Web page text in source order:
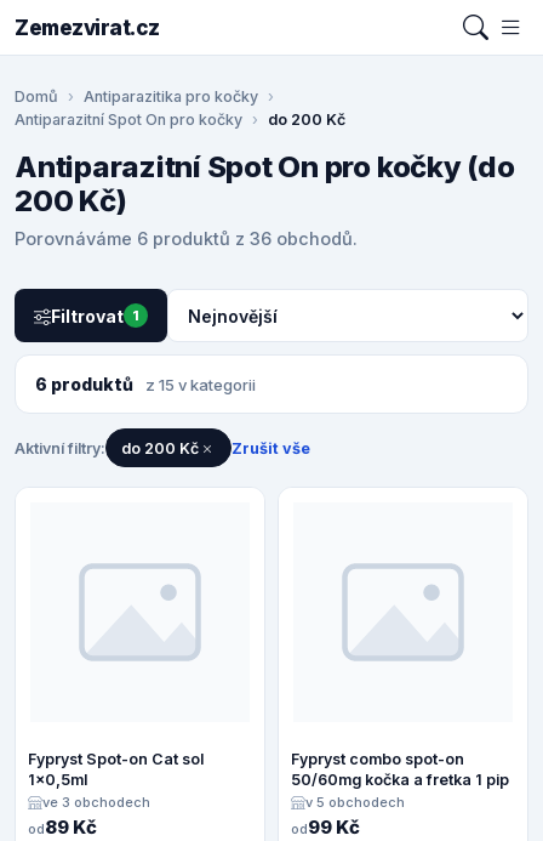
Zemezvirat.cz
Domů
Antiparazitika pro kočky
Antiparazitní Spot On pro kočky
do 200 Kč
Antiparazitní Spot On pro kočky (do
200 Kč)
Porovnáváme 6 produktů z 36 obchodů.
Filtrovat 1
6 produktů z 15 v kategorii
Aktivní filtry: do 200 Kč Zrušit vše
Fypryst Spot-on Cat sol
1x0,5ml
ve 3 obchodech
od89 Kč
Fypryst combo spot-on
50/60mg kočka a fretka 1 pip
v 5 obchodech
od99 Kč